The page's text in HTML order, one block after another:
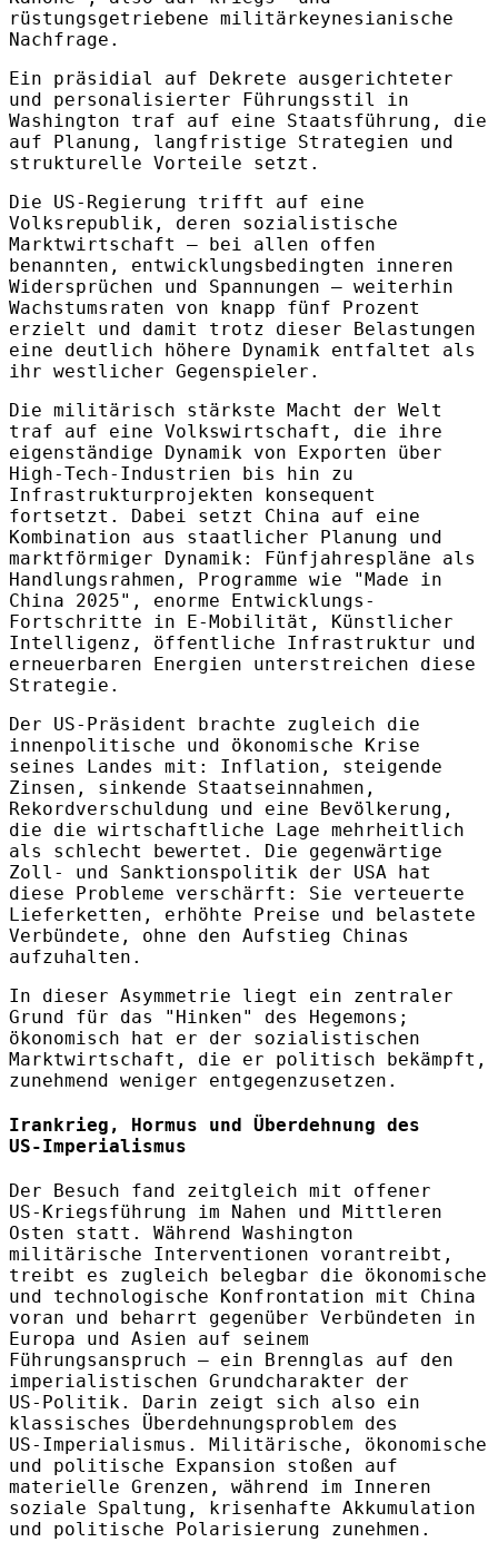
rüstungsgetriebene militärkeynesianische
Nachfrage.
Ein präsidial auf Dekrete ausgerichteter
und personalisierter Führungsstil in
Washington traf auf eine Staatsführung, die
auf Planung, langfristige Strategien und
strukturelle Vorteile setzt.
Die US‑Regierung trifft auf eine
Volksrepublik, deren sozialistische
Marktwirtschaft – bei allen offen
benannten, entwicklungsbedingten inneren
Widersprüchen und Spannungen – weiterhin
Wachstumsraten von knapp fünf Prozent
erzielt und damit trotz dieser Belastungen
eine deutlich höhere Dynamik entfaltet als
ihr westlicher Gegenspieler.
Die militärisch stärkste Macht der Welt
traf auf eine Volkswirtschaft, die ihre
eigenständige Dynamik von Exporten über
High‑Tech‑Industrien bis hin zu
Infrastrukturprojekten konsequent
fortsetzt. Dabei setzt China auf eine
Kombination aus staatlicher Planung und
marktförmiger Dynamik: Fünfjahrespläne als
Handlungsrahmen, Programme wie "Made in
China 2025", enorme Entwicklungs-
Fortschritte in E‑Mobilität, Künstlicher
Intelligenz, öffentliche Infrastruktur und
erneuerbaren Energien unterstreichen diese
Strategie.
Der US‑Präsident brachte zugleich die
innenpolitische und ökonomische Krise
seines Landes mit: Inflation, steigende
Zinsen, sinkende Staatseinnahmen,
Rekordverschuldung und eine Bevölkerung,
die die wirtschaftliche Lage mehrheitlich
als schlecht bewertet. Die gegenwärtige
Zoll- und Sanktionspolitik der USA hat
diese Probleme verschärft: Sie verteuerte
Lieferketten, erhöhte Preise und belastete
Verbündete, ohne den Aufstieg Chinas
aufzuhalten.
In dieser Asymmetrie liegt ein zentraler
Grund für das "Hinken" des Hegemons;
ökonomisch hat er der sozialistischen
Marktwirtschaft, die er politisch bekämpft,
zunehmend weniger entgegenzusetzen.
Irankrieg, Hormus und Überdehnung des
US‑Imperialismus
Der Besuch fand zeitgleich mit offener
US‑Kriegsführung im Nahen und Mittleren
Osten statt. Während Washington
militärische Interventionen vorantreibt,
treibt es zugleich belegbar die ökonomische
und technologische Konfrontation mit China
voran und beharrt gegenüber Verbündeten in
Europa und Asien auf seinem
Führungsanspruch – ein Brennglas auf den
imperialistischen Grundcharakter der
US‑Politik. Darin zeigt sich also ein
klassisches Überdehnungsproblem des
US‑Imperialismus. Militärische, ökonomische
und politische Expansion stoßen auf
materielle Grenzen, während im Inneren
soziale Spaltung, krisenhafte Akkumulation
und politische Polarisierung zunehmen.